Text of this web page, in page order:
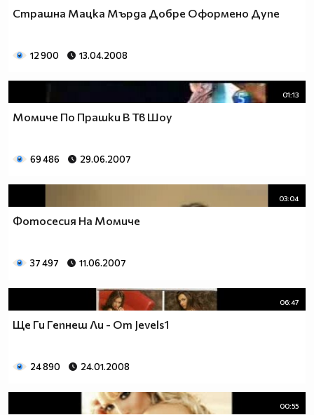
Страшна Мацка Мърда Добре Оформено Дупе
12 900 13.04.2008
01:13
Момиче По Прашки В Тв Шоу
69 486 29.06.2007
03:04
Фотосесия На Момиче
37 497 11.06.2007
06:47
Ще Ги Гепнеш Ли - От Jevels1
24 890 24.01.2008
00:55